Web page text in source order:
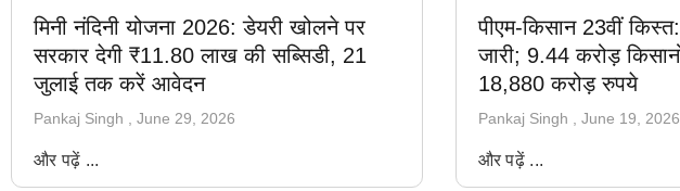
मिनी नंदिनी योजना 2026: डेयरी खोलने पर
सरकार देगी ₹11.80 लाख की सब्सिडी, 21
जुलाई तक करें आवेदन
Pankaj Singh June 29, 2026
और पढ़ें ...
पीएम-किसान 23वीं
जारी; 9.44 करोड़
18,880 करोड़ रुपये
Pankaj Singh June 19, 2026
और पढ़ें ...